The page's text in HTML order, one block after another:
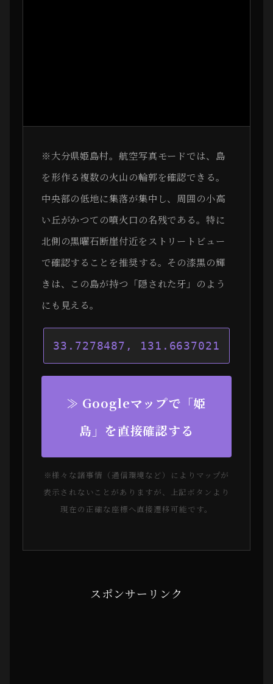
※大分県姫島村。航空写真モードでは、島
を形作る複数の火山の輪郭を確認できる。
中央部の低地に集落が集中し、周囲の小高
い丘がかつての噴火口の名残である。特に
北側の黒曜石断崖付近をストリートビュー
で確認することを推奨する。その漆黒の輝
きは、この島が持つ「隠された牙」のよう
にも見える。
33.7278487, 131.6637021
≫ Googleマップで「姫
島」を直接確認する
※様々な諸事情（通信環境など）によりマップが
表示されないことがありますが、上記ボタンより
現在の正確な座標へ直接遷移可能です。
スポンサーリンク